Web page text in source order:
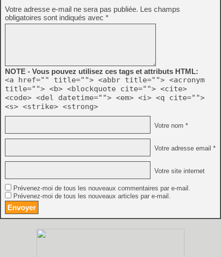
Votre adresse e-mail ne sera pas publiée. Les champs
obligatoires sont indiqués avec *
NOTE - Vous pouvez utilisez ces tags et attributs HTML:
<a href="" title=""> <abbr title=""> <acronym
title=""> <b> <blockquote cite=""> <cite>
<code> <del datetime=""> <em> <i> <q cite="">
<s> <strike> <strong>
Votre nom *
Votre adresse email *
Votre site internet
Prévenez-moi de tous les nouveaux commentaires par e-mail.
Prévenez-moi de tous les nouveaux articles par e-mail.